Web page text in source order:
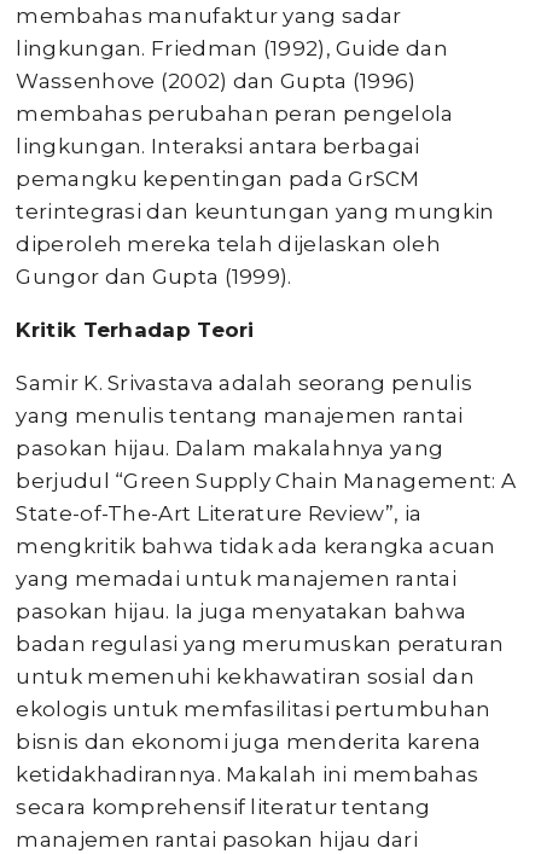
membahas manufaktur yang sadar
lingkungan. Friedman (1992), Guide dan
Wassenhove (2002) dan Gupta (1996)
membahas perubahan peran pengelola
lingkungan. Interaksi antara berbagai
pemangku kepentingan pada GrSCM
terintegrasi dan keuntungan yang mungkin
diperoleh mereka telah dijelaskan oleh
Gungor dan Gupta (1999).
Kritik Terhadap Teori
Samir K. Srivastava adalah seorang penulis
yang menulis tentang manajemen rantai
pasokan hijau. Dalam makalahnya yang
berjudul “Green Supply Chain Management: A
State-of-The-Art Literature Review”, ia
mengkritik bahwa tidak ada kerangka acuan
yang memadai untuk manajemen rantai
pasokan hijau. Ia juga menyatakan bahwa
badan regulasi yang merumuskan peraturan
untuk memenuhi kekhawatiran sosial dan
ekologis untuk memfasilitasi pertumbuhan
bisnis dan ekonomi juga menderita karena
ketidakhadirannya. Makalah ini membahas
secara komprehensif literatur tentang
manajemen rantai pasokan hijau dari